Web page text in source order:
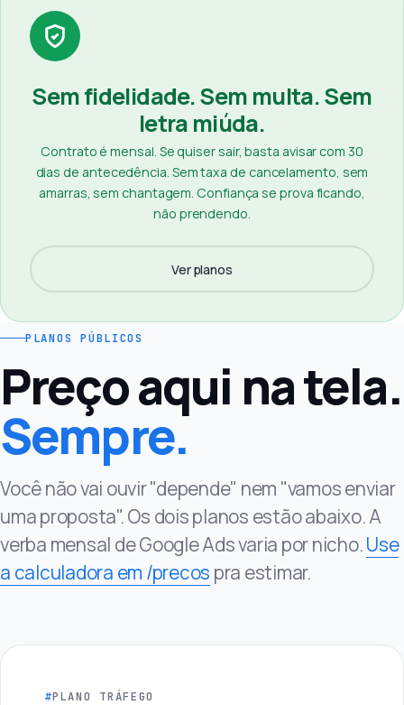
Sem fidelidade. Sem multa. Sem
letra miúda.
Contrato é mensal. Se quiser sair, basta avisar com 30
dias de antecedência. Sem taxa de cancelamento, sem
amarras, sem chantagem. Confiança se prova ficando,
não prendendo.
Ver planos
PLANOS PÚBLICOS
Preço aqui na tela.
Sempre.
Você não vai ouvir "depende" nem "vamos enviar
uma proposta". Os dois planos estão abaixo. A
verba mensal de Google Ads varia por nicho.Use
a calculadora em /precos pra estimar.
PLANO TRÁFEGO